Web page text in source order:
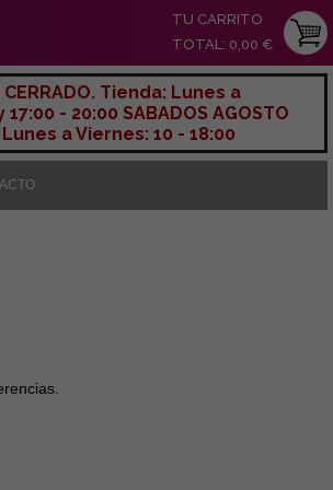
TU CARRITO
TOTAL: 0,00 €
CERRADO. Tienda: Lunes a
- 20:00 SABADOS AGOSTO
a Viernes: 10 - 18:00